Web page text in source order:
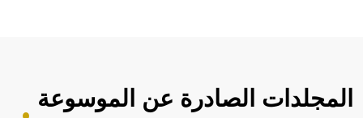
المجلدات الصادرة عن الموسوعة